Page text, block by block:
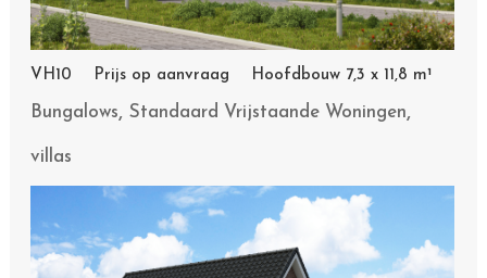
VH10 Prijs op aanvraag Hoofdbouw 7,3 x 11,8 m¹
Bungalows,Standaard Vrijstaande Woningen,
villas